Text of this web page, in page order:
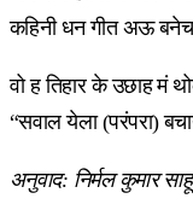
कहिनी धन गीत अऊ
वो ह तिहार के उछाह मं
“सवाल येला (परंपरा)
अनुवाद: निर्मल कुमार साहू